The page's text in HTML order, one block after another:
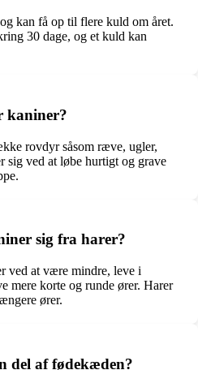
kan få op til flere kuld om året.
30 dage, og et kuld kan
kaniner?
rovdyr såsom ræve, ugler,
sig ved at løbe hurtigt og grave
sig fra harer?
ved at være mindre, leve i
mere korte og runde ører. Harer
ører.
del af fødekæden?